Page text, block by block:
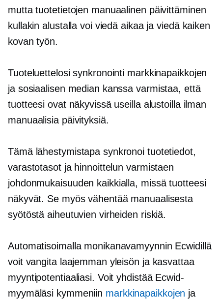
mutta tuotetietojen manuaalinen päivittäminen
kullakin alustalla voi viedä aikaa ja viedä kaiken
kovan työn.
Tuoteluettelosi synkronointi markkinapaikkojen
ja sosiaalisen median kanssa varmistaa, että
tuotteesi ovat näkyvissä useilla alustoilla ilman
manuaalisia päivityksiä.
Tämä lähestymistapa synkronoi tuotetiedot,
varastotasot ja hinnoittelun varmistaen
johdonmukaisuuden kaikkialla, missä tuotteesi
näkyvät. Se myös vähentää manuaalisesta
syötöstä aiheutuvien virheiden riskiä.
Automatisoimalla monikanavamyynnin Ecwidillä
voit vangita laajemman yleisön ja kasvattaa
myyntipotentiaaliasi. Voit yhdistää Ecwid-
myymäläsi kymmeniin markkinapaikkojen ja